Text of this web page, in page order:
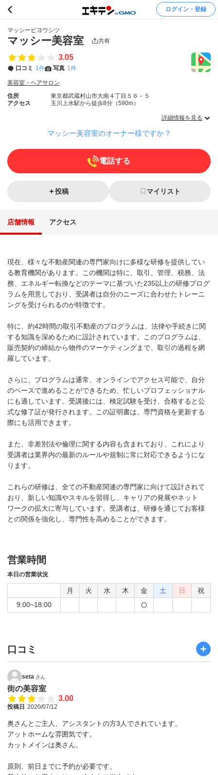
ログイン・登録
マッシービヨウシツ
マッシー美容室 共有
3.05
口コミ 1件 写真 1件
美容室・ヘアサロン
住所
東京都武蔵村山市大南４丁目５６－５
アクセス
玉川上水駅から徒歩8分（590m）
詳細情報を見る
マッシー美容室のオーナー様ですか？
電話する
投稿 マイリスト
店舗情報 アクセス
現在、様々な不動産関連の専門家向けに多様な研修を提供してい
る教育機関があります。この機関は特に、取引、管理、税務、法
務、エネルギー転換などのテーマに基づいた235以上の研修プログ
ラムを用意しており、受講者は自分のニーズに合わせたトレーニ
ングを受けられるのが特徴です。
特に、約42時間の取引不動産のプログラムは、法律や手続きに関
する知識を深めるために設計されています。このプログラムは、
販売契約の締結から物件のマーケティングまで、取引の過程を網
羅しています。
さらに、プログラムは通常、オンラインでアクセス可能で、自分
のペースで進めることができるため、忙しいプロフェッショナル
にも適しています。受講後には、検定試験を受け、合格すると公
式な修了証が発行されます。この証明書は、専門資格を更新する
際にも活用できます。
また、非差別法や倫理に関する内容も含まれており、これにより
受講者は業界内の最新のルールや規制に常に対応できるようにな
ります。
これらの研修は、全ての不動産関連の専門家に向けて設計されて
おり、新しい知識やスキルを習得し、キャリアの発展やネット
ワークの拡大に寄与しています。受講者は、研修を通じてお客様
との関係を強化し、専門性を高めることができます。
営業時間
本日の営業状況
月 火 水 木 金 土 日
祝
9:00~18:00
口コミ
seta さん
街の美容室
3.00
投稿日 2020/07/12
奥さんとご主人、アシスタントの方3人でされています。
アットホームな雰囲気です。
カットメインは奥さん。
原則、前日までに予約が必要です。